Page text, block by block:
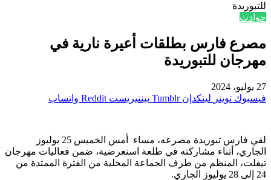
للتبوريدة
حوادث
مصرع فارس بطلقات أعيرة نارية في
مهرجان للتبوريدة
27 يوليو، 2024
فيسبوك تويتر لينكدإن بينتيريست واتساب
لقي فارس تبوريدة مصرعه، مساء أمس الخميس 25 يوليوز
الجاري، أثناء مشاركته في طلعة استعرضية، ضمن فعاليات مهرجان
تيفلت، المنظم من طرف الجماعة المحلية من الفترة الممتدة من
24 إلى 28 يوليوز الجاري.